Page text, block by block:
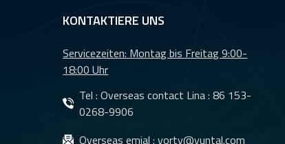
YT-7610-C1
CMS-Objektive für
YT-7620-A8
Objektive HD1080p
KONTAKTIERE UNS
Servicezeiten: Montag bis Freitag 9:00-
18:00 Uhr
Tel : Overseas contact Lina :86 153-
0268-9906
Overseas emial :yorty@yuntal.com